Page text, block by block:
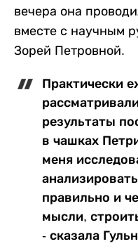
вечера она
вместе с научным
Зорей Петровной.
Практически
результаты
в чашках
меня
правильно и
мысли,
- сказала